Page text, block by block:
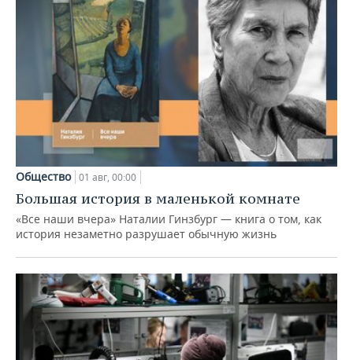
Общество 01 авг, 00:00
Большая история в маленькой комнате
«Все наши вчера» Наталии Гинзбург — книга о том, как
история незаметно разрушает обычную жизнь